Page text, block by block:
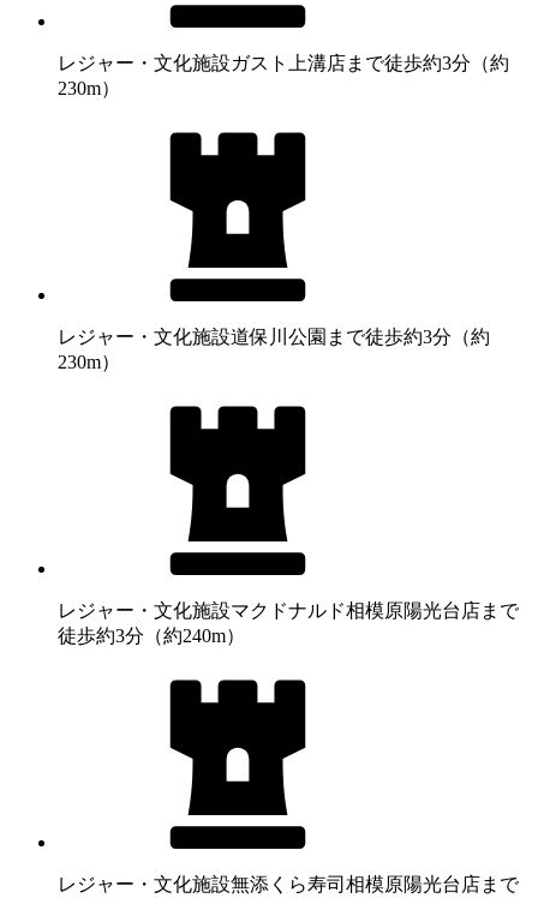
レジャー・文化施設ガスト上溝店まで徒歩約3分（約
230m）
レジャー・文化施設道保川公園まで徒歩約3分（約
230m）
レジャー・文化施設マクドナルド相模原陽光台店まで
徒歩約3分（約240m）
レジャー・文化施設無添くら寿司相模原陽光台店まで